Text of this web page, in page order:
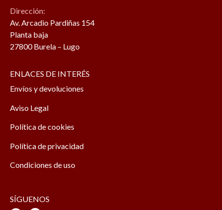
Dirección:
Av. Arcadio Pardiñas 154
Planta baja
27800 Burela – Lugo
ENLACES DE INTERÉS
Envíos y devoluciones
Aviso Legal
Política de cookies
Política de privacidad
Condiciones de uso
SÍGUENOS